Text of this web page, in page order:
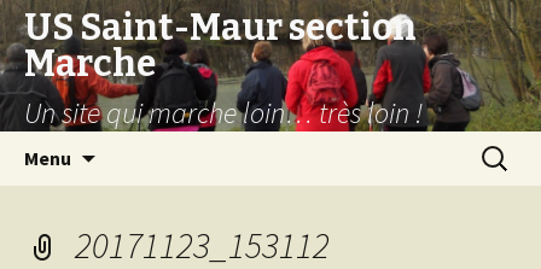
US Saint-Maur section
Marche
Un site qui marche loin… très loin !
Menu
20171123_153112